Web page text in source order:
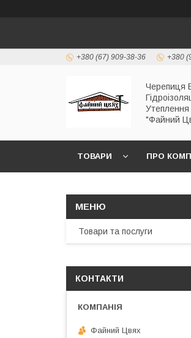
+380 (67) 909-38-36 +380
Черепиця
Утеплення
"Файний
ТОВАРИ ПРО
Товари та послуги
КОНТАКТИ
Файний Цвях